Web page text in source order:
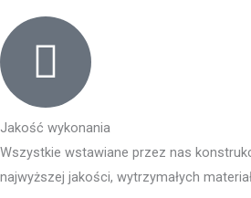
Jakość wykonania
Wszystkie wstawiane przez nas
najwyższej jakości, wytrzymałych